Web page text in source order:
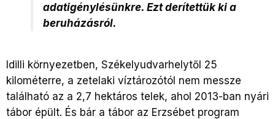
adatigénylésünkre. Ezt derítettük ki a
beruházásról.
Idilli környezetben, Székelyudvarhelytől 25
kilométerre, a zetelaki víztározótól nem messze
található az a 2,7 hektáros telek, ahol 2013-ban nyári
tábor épült. És bár a tábor az Erzsébet program